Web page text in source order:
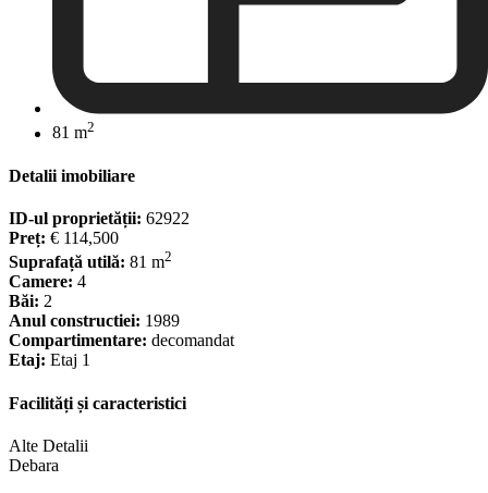
81 m2
Detalii imobiliare
ID-ul proprietății: 62922
Preț: € 114,500
Suprafață utilă: 81 m2
Camere: 4
Băi: 2
Anul constructiei: 1989
Compartimentare: decomandat
Etaj: Etaj 1
Facilități și caracteristici
Alte Detalii
Debara